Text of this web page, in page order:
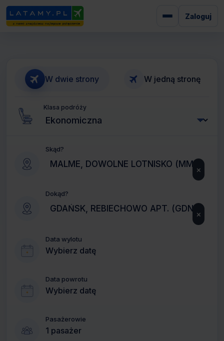
Zaloguj
W dwie strony W jedną stronę
Klasa podróży
Skąd?
×
Dokąd?
×
Data wylotu
Wybierz datę
Data powrotu
Wybierz datę
Pasażerowie
1 pasażer